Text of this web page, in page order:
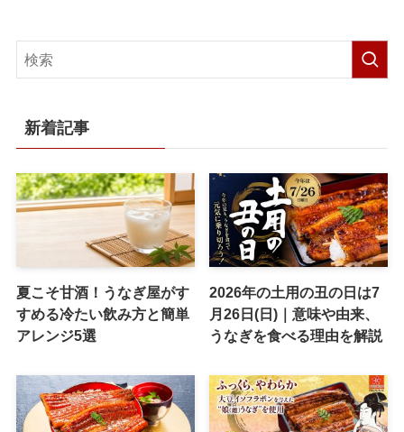
新着記事
夏こそ甘酒！うなぎ屋がす
すめる冷たい飲み方と簡単
アレンジ5選
2026年の土用の丑の日は7
月26日(日)｜意味や由来、
うなぎを食べる理由を解説